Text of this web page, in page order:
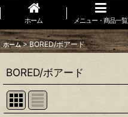
ホーム メニュー・商品一覧
ホーム > BORED/ボアード
BORED/ボアード